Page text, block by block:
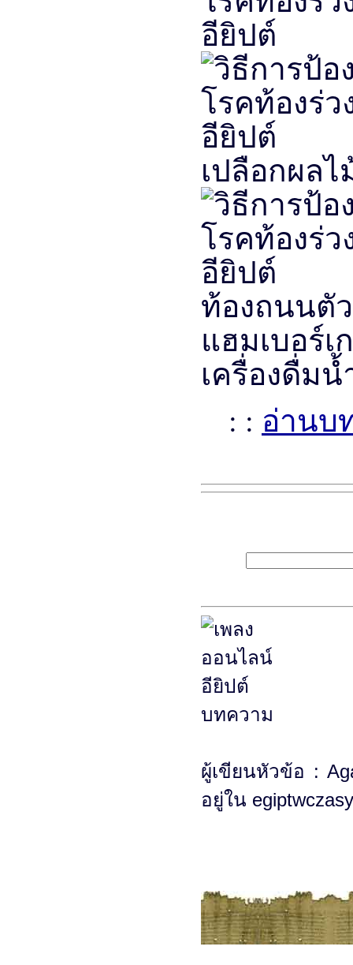
เปลือกผล
ท้องถน
แฮมเบอร์
เครื่องดื่ม
: : อ่านบ
ผู้เขียนหัวข้อ :
อยู่ใน